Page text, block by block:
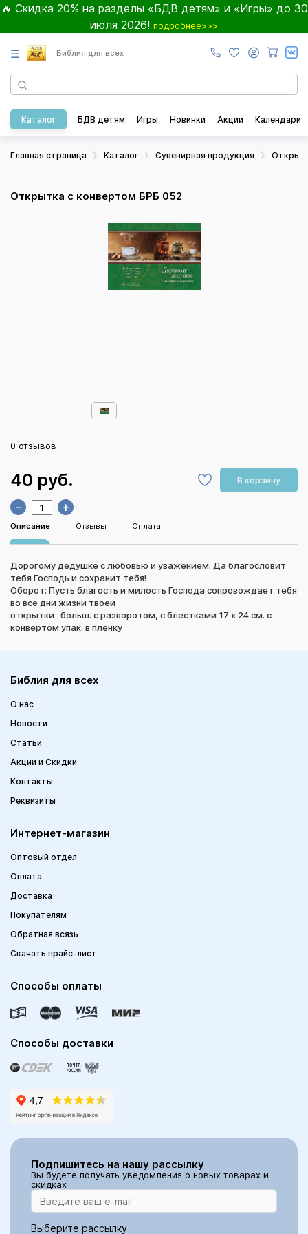
🔥 Скидка 20% на разделы «БДВ детям» и «Игры» до 30
июля 2026! подробнее>>>
☰ Библия для всех
Каталог БДВ детям Игры Новинки Акции Календари
Главная страница Каталог Сувенирная продукция
Открытка с конвертом БРБ 052
0 отзывов
40 руб. В корзину
- +
Описание Отзывы Оплата
Дорогому дедушке с любовью и уважением. Да благословит
тебя Господь и сохранит тебя!
Оборот: Пусть благость и милость Господа сопровождает тебя
во все дни жизни твоей
открытки больш. с разворотом, с блестками 17 х 24 см. с
конвертом упак. в пленку
Библия для всех
О нас
Новости
Статьи
Акции и Скидки
Контакты
Реквизиты
Интернет-магазин
Оптовый отдел
Оплата
Доставка
Покупателям
Обратная всязь
Скачать прайс-лист
Способы оплаты
Способы доставки
Подпишитесь на нашу рассылку
Вы будете получать уведомления о новых товарах и
скидках
Выберите рассылку